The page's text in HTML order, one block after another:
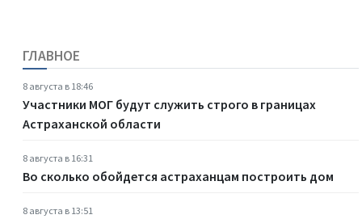
ГЛАВНОЕ
8 августа в 18:46
Участники МОГ будут служить строго в границах
Астраханской области
8 августа в 16:31
Во сколько обойдется астраханцам построить дом
8 августа в 13:51